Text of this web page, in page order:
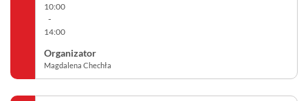
10:00
-
14:00
Magdalena Chechła